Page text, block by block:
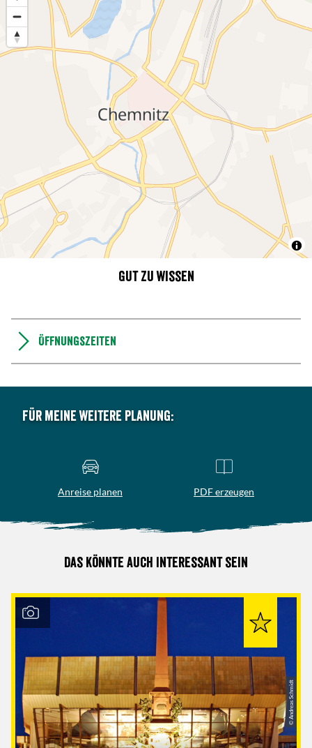
Gut zu wissen
Öffnungszeiten
Für meine weitere Planung:
Anreise planen PDF erzeugen
Das könnte auch interessant sein
© Andreas Schmidt